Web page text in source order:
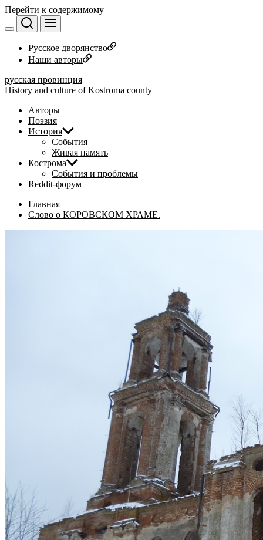
Перейти к содержимому
Русское дворянство
Наши авторы
русская провинция
History and culture of Kostroma county
Авторы
Поэзия
История
События
Живая память
Кострома
События и проблемы
Reddit-форум
Главная
Слово о КОРОВСКОМ ХРАМЕ.